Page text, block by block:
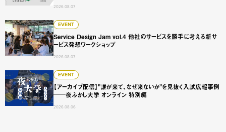
2026.08.07
EVENT
Service Design Jam vol.4 他社のサービスを勝手に考える新サ
ービス発想ワークショップ
2026.08.07
Service Design Jam vol.4 他社のサービスを勝手に考える
EVENT
【アーカイブ配信】"誰が来て、なぜ来ないか"を見抜く入試広報事例
──夜ふかし大学 オンライン 特別編
2026.08.06
【アーカイブ配信】"誰が来て、なぜ来ないか"を見抜く入